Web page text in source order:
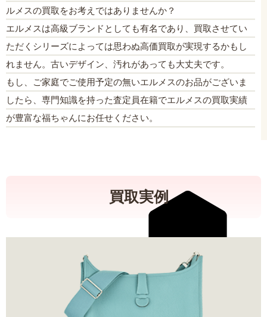
ルメスの買取をお考えではありませんか？
エルメスは高級ブランドとしても有名であり、買取させてい
ただくシリーズによっては思わぬ高価買取が実現するかもし
れません。古いデザイン、汚れがあっても大丈夫です。
もし、ご家庭でご使用予定の無いエルメスのお品がございま
したら、専門知識を持った査定員在籍でエルメスの買取実績
が豊富な福ちゃんにお任せください。
買取実例